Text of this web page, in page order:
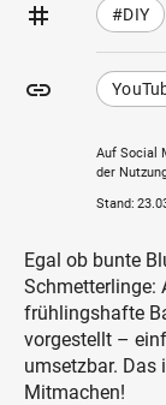
tag #DIY
insert_link
Auf Social
der
Stand:
Egal ob bunte
Schmetterlinge:
frühlingshafte
vorgestellt –
umsetzbar. Das
Mitmachen!